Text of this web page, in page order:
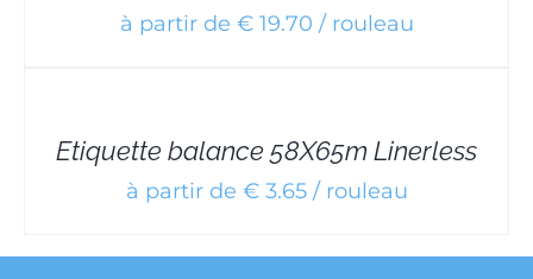
à partir de € 19.70 / rouleau
Etiquette balance 58X65m Linerless
à partir de € 3.65 / rouleau